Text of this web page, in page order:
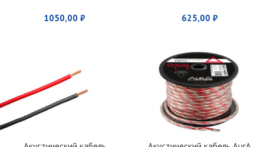
1050,00 ₽ 625,00 ₽